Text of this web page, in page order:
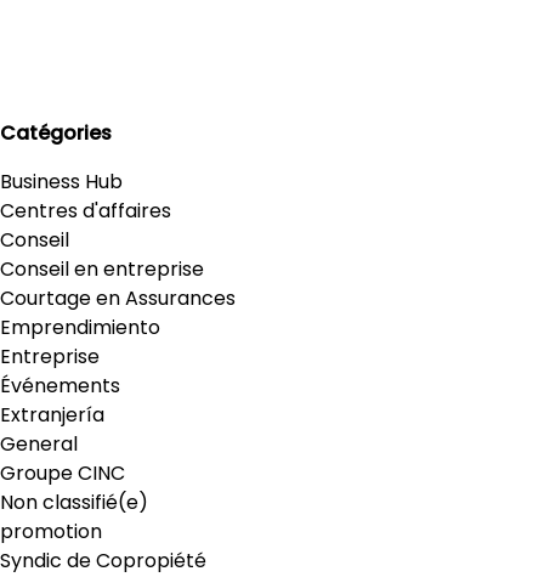
Catégories
Business Hub
Centres d'affaires
Conseil
Conseil en entreprise
Courtage en Assurances
Emprendimiento
Entreprise
Événements
Extranjería
General
Groupe CINC
Non classifié(e)
promotion
Syndic de Copropiété